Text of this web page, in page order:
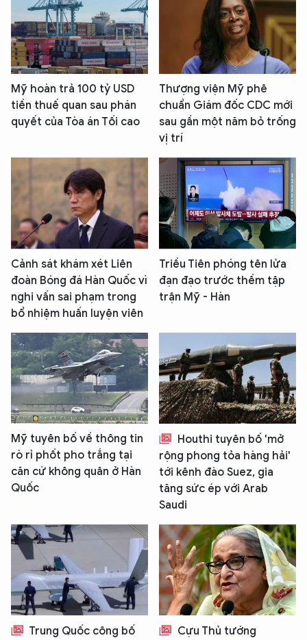
Mỹ hoàn trả 100 tỷ USD
tiền thuế quan sau phán
quyết của Tòa án Tối cao
Thượng viện Mỹ phê
chuẩn Giám đốc CDC mới
sau gần một năm bỏ trống
vị trí
Cảnh sát khám xét Liên
đoàn Bóng đá Hàn Quốc vì
nghi vấn sai phạm trong
bổ nhiệm huấn luyện viên
Triều Tiên phóng tên lửa
đạn đạo trước thềm tập
trận Mỹ - Hàn
Mỹ tuyên bố về thông tin
rò rỉ phốt pho trắng tại
căn cứ không quân ở Hàn
Quốc
Houthi tuyên bố 'mở
rộng phong tỏa hàng hải'
tới kênh đào Suez, gia
tăng sức ép với Arab
Saudi
Trung Quốc công bố
Cựu Thủ tướng